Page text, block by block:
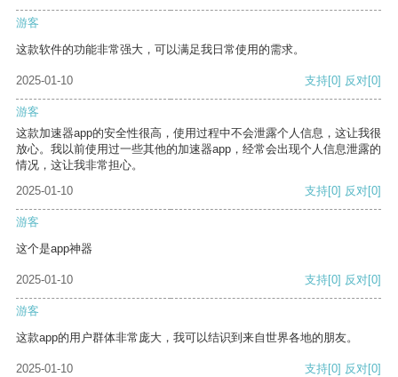
游客
这款软件的功能非常强大，可以满足我日常使用的需求。
2025-01-10 支持[0] 反对[0]
游客
这款加速器app的安全性很高，使用过程中不会泄露个人信息，这让我很
放心。我以前使用过一些其他的加速器app，经常会出现个人信息泄露的
情况，这让我非常担心。
2025-01-10
支持[0] 反对[0]
游客
这个是app神器
2025-01-10 支持[0] 反对[0]
游客
这款app的用户群体非常庞大，我可以结识到来自世界各地的朋友。
2025-01-10 支持[0] 反对[0]